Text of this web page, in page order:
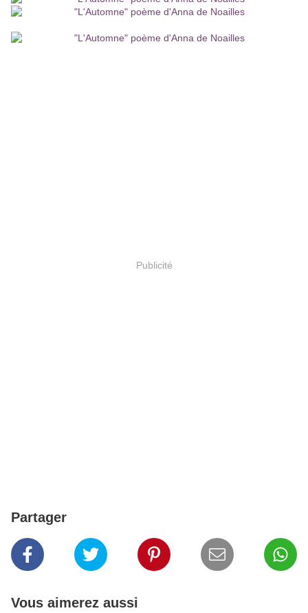
Publicité
Partager
Vous aimerez aussi